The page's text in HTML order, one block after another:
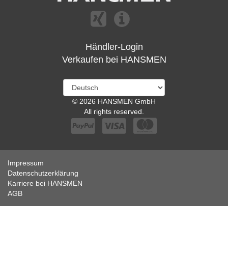
Händler-Login
Verkaufen bei HANSMEN
© 2026 HANSMEN GmbH
All rights reserved.
Impressum
Datenschutzerklärung
Karriere bei HANSMEN
AGB